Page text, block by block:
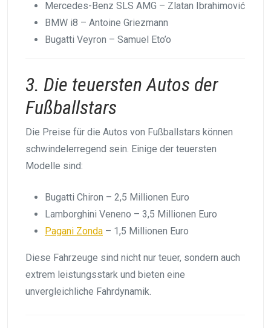
Mercedes-Benz SLS AMG – Zlatan Ibrahimović
BMW i8 – Antoine Griezmann
Bugatti Veyron – Samuel Eto’o
3. Die teuersten Autos der
Fußballstars
Die Preise für die Autos von Fußballstars können
schwindelerregend sein. Einige der teuersten
Modelle sind:
Bugatti Chiron – 2,5 Millionen Euro
Lamborghini Veneno – 3,5 Millionen Euro
Pagani Zonda – 1,5 Millionen Euro
Diese Fahrzeuge sind nicht nur teuer, sondern auch
extrem leistungsstark und bieten eine
unvergleichliche Fahrdynamik.